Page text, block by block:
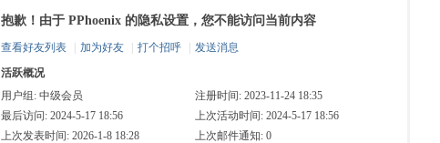
抱歉！由于 PPhoenix 的隐私设置，您不能访问当前内容
查看好友列表 加为好友 打个招呼
发送消息
活跃概况
用户组: 中级会员
注册时间: 2023-11-24 18:35
最后访问: 2024-5-17 18:56
上次活动时间: 2024-5-17 18:56
上次发表时间: 2026-1-8 18:28
上次邮件通知: 0